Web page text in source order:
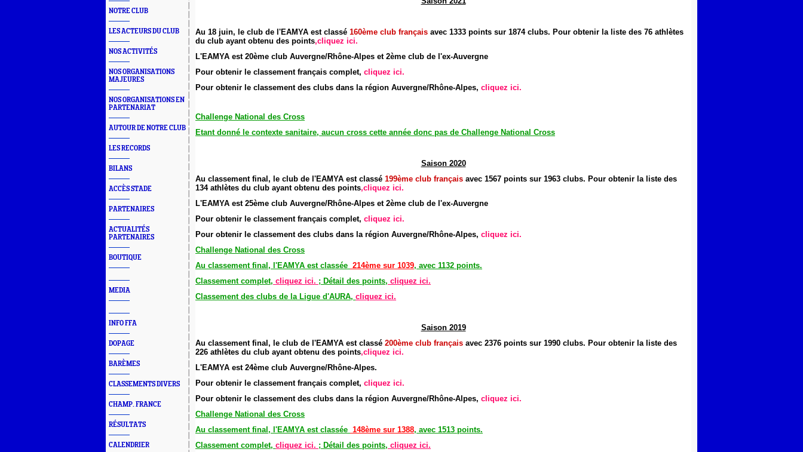
NOTRE CLUB
LES ACTEURS DU CLUB
NOS ACTIVITÉS
NOS ORGANISATIONS
MAJEURES
NOS ORGANISATIONS EN
PARTENARIAT
AUTOUR DE NOTRE CLUB
LES RECORDS
BILANS
ACCÈS STADE
PARTENAIRES
ACTUALITÉS
PARTENAIRES
BOUTIQUE
MEDIA
INFO FFA
DOPAGE
BARÈMES
CLASSEMENTS DIVERS
CHAMP. FRANCE
RÉSULTATS
CALENDRIER
Au 18 juin, le club de l'EAMYA est classé 160ème club français avec 1333 points sur 1874 clubs. Pour obtenir la liste des 76 athlètes
du club ayant obtenu des points,cliquez ici.
L'EAMYA est 20ème club Auvergne/Rhône-Alpes et 2ème club de l'ex-Auvergne
Pour obtenir le classement français complet, cliquez ici.
Pour obtenir le classement des clubs dans la région Auvergne/Rhône-Alpes, cliquez ici.
Challenge National des Cross
Etant donné le contexte sanitaire, aucun cross cette année donc pas de Challenge National Cross
Saison 2020
Au classement final, le club de l'EAMYA est classé 199ème club français avec 1567 points sur 1963 clubs. Pour obtenir la liste des
134 athlètes du club ayant obtenu des points,cliquez ici.
L'EAMYA est 25ème club Auvergne/Rhône-Alpes et 2ème club de l'ex-Auvergne
Pour obtenir le classement français complet, cliquez ici.
Pour obtenir le classement des clubs dans la région Auvergne/Rhône-Alpes, cliquez ici.
Challenge National des Cross
Au classement final, l'EAMYA est classée 214ème sur 1039, avec 1132 points.
Classement complet, cliquez ici. ; Détail des points, cliquez ici.
Classement des clubs de la Ligue d'AURA, cliquez ici.
Saison 2019
Au classement final, le club de l'EAMYA est classé 200ème club français avec 2376 points sur 1990 clubs. Pour obtenir la liste des
226 athlètes du club ayant obtenu des points,cliquez ici.
L'EAMYA est 24ème club Auvergne/Rhône-Alpes.
Pour obtenir le classement français complet, cliquez ici.
Pour obtenir le classement des clubs dans la région Auvergne/Rhône-Alpes, cliquez ici.
Challenge National des Cross
Au classement final, l'EAMYA est classée 148ème sur 1388, avec 1513 points.
Classement complet, cliquez ici. ; Détail des points, cliquez ici.